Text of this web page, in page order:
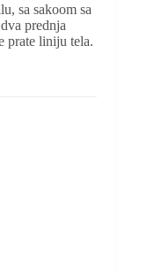
sa sakoom sa
prednja
prate liniju tela.